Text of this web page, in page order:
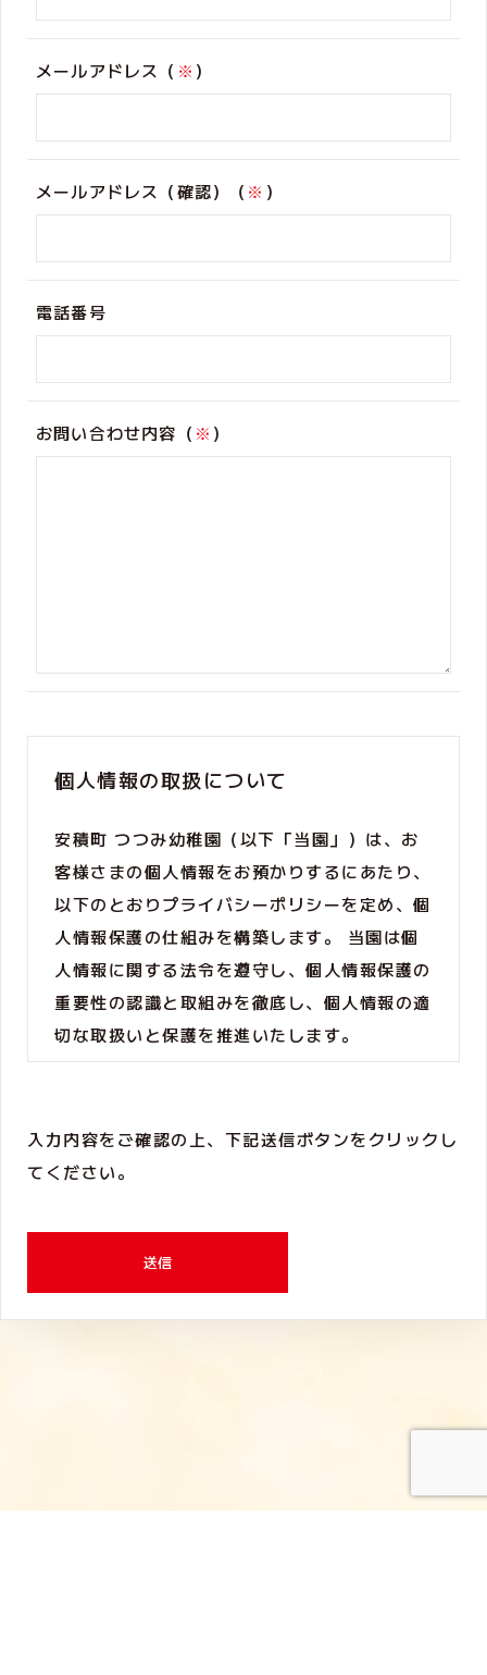
メールアドレス（ ※ ）
メールアドレス（確認）（ ※ ）
電話番号
お問い合わせ内容（ ※ ）
個人情報の取扱について
安積町 つつみ幼稚園（以下「当園」）は、お
客様さまの個人情報をお預かりするにあたり、
以下のとおりプライバシーポリシーを定め、個
人情報保護の仕組みを構築します。 当園は個
人情報に関する法令を遵守し、個人情報保護の
重要性の認識と取組みを徹底し、個人情報の適
切な取扱いと保護を推進いたします。
個人情報とは、個人に関する情報であり、氏
名、生年月日、性別、住所、電話番号、電子メ
識別しうる情報をいいます。
個人情報の利用目的
入力内容をご確認の上、下記送信ボタンをクリックし
てください。